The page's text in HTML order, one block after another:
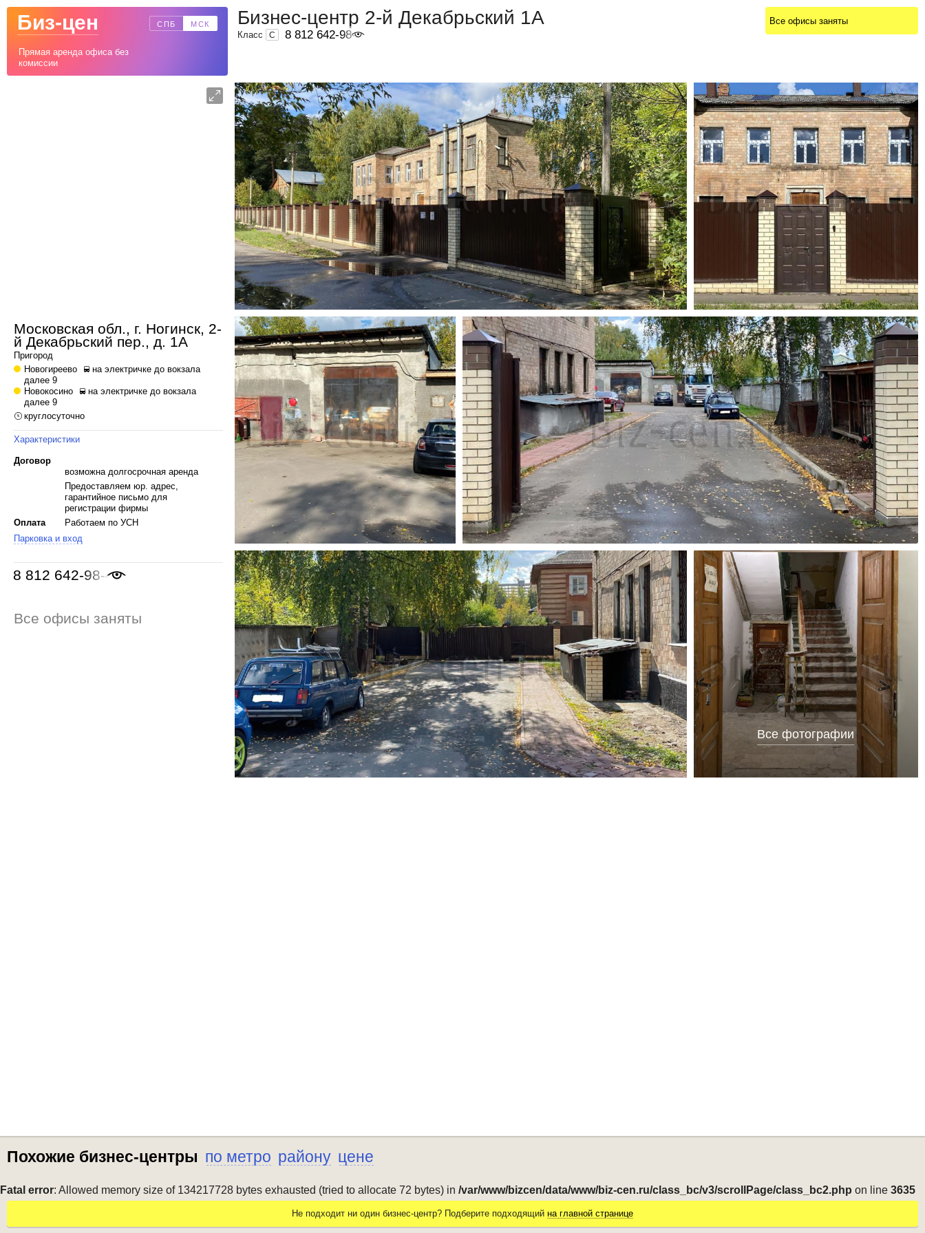
Биз-цен СПБ МСК
Прямая аренда офиса без
комиссии
Все офисы заняты
Бизнес-центр 2-й Декабрьский 1А
Класс C 8 812 642-98-46
Московская обл., г. Ногинск, 2-
й Декабрьский пер., д. 1А
Пригород
Новогиреево
на электричке до вокзала
далее 9
Новокосино
на электричке до вокзала
далее 9
круглосуточно
Характеристики
Договор
возможна долгосрочная аренда
Предоставляем юр. адрес,
гарантийное письмо для
регистрации фирмы
Оплата
Работаем по УСН
Парковка и вход
8 812 642-98-46,
Все офисы заняты
Все фотографии
Похожие бизнес-центры по метро району цене
Fatal error: Allowed memory size of 134217728 bytes exhausted (tried to allocate 72 bytes) in /var/www/bizcen/data/www/biz-cen.ru/class_bc/v3/scrollPage/class_bc2.php on line 3635
Не подходит ни один бизнес-центр? Подберите подходящий на главной странице